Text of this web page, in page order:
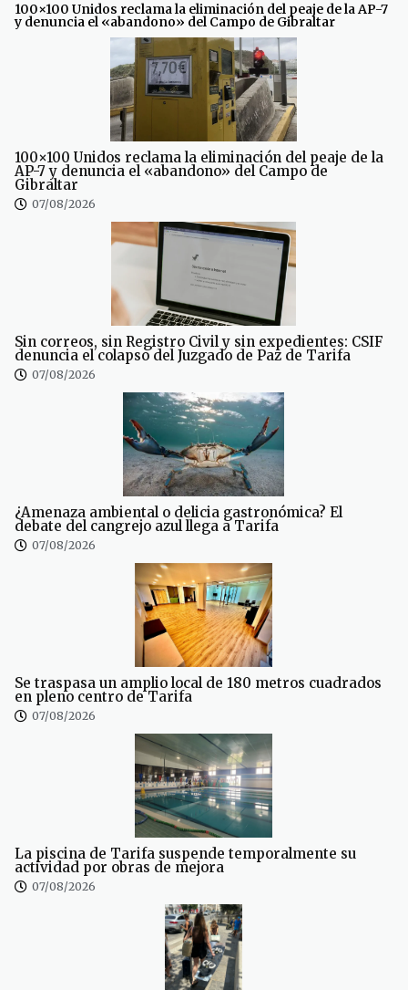
100×100 Unidos reclama la eliminación del peaje de la AP-7
y denuncia el «abandono» del Campo de Gibraltar
100×100 Unidos reclama la eliminación del peaje de la
AP-7 y denuncia el «abandono» del Campo de
Gibraltar
07/08/2026
Sin correos, sin Registro Civil y sin expedientes: CSIF
denuncia el colapso del Juzgado de Paz de Tarifa
07/08/2026
¿Amenaza ambiental o delicia gastronómica? El
debate del cangrejo azul llega a Tarifa
07/08/2026
Se traspasa un amplio local de 180 metros cuadrados
en pleno centro de Tarifa
07/08/2026
La piscina de Tarifa suspende temporalmente su
actividad por obras de mejora
07/08/2026